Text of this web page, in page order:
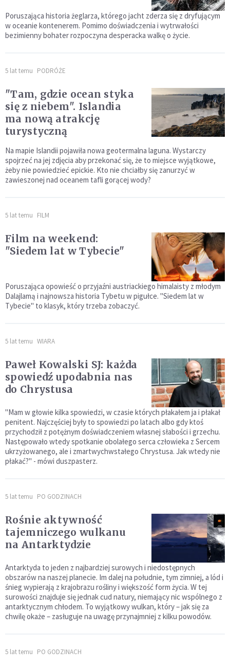
Poruszająca historia żeglarza, którego jacht zderza się z dryfującym
w oceanie kontenerem. Pomimo doświadczenia i wytrwałości
bezimienny bohater rozpoczyna desperacka walkę o życie.
5 lat temu PODRÓŻE
"Tam, gdzie ocean styka
się z niebem". Islandia
ma nową atrakcję
turystyczną
Na mapie Islandii pojawiła nowa geotermalna laguna. Wystarczy
spojrzeć na jej zdjęcia aby przekonać się, że to miejsce wyjątkowe,
żeby nie powiedzieć epickie. Kto nie chciałby się zanurzyć w
zawieszonej nad oceanem tafli gorącej wody?
5 lat temu FILM
Film na weekend:
"Siedem lat w Tybecie"
Poruszająca opowieść o przyjaźni austriackiego himalaisty z młodym
Dalajlamą i najnowsza historia Tybetu w pigułce. "Siedem lat w
Tybecie" to klasyk, który trzeba zobaczyć.
5 lat temu WIARA
Paweł Kowalski SJ: każda
spowiedź upodabnia nas
do Chrystusa
"Mam w głowie kilka spowiedzi, w czasie których płakałem ja i płakał
penitent. Najczęściej były to spowiedzi po latach albo gdy ktoś
przychodził z potężnym doświadczeniem własnej słabości i grzechu.
Następowało wtedy spotkanie obolałego serca człowieka z Sercem
ukrzyżowanego, ale i zmartwychwstałego Chrystusa. Jak wtedy nie
płakać?" - mówi duszpasterz.
5 lat temu PO GODZINACH
Rośnie aktywność
tajemniczego wulkanu
na Antarktydzie
Antarktyda to jeden z najbardziej surowych i niedostępnych
obszarów na naszej planecie. Im dalej na południe, tym zimniej, a lód i
śnieg wypierają z krajobrazu rośliny i większość form życia. W tej
surowości znajduje się jednak cud natury, niemający nic wspólnego z
antarktycznym chłodem. To wyjątkowy wulkan, który – jak się za
chwilę okaże – zasługuje na uwagę przynajmniej z kilku powodów.
5 lat temu PO GODZINACH